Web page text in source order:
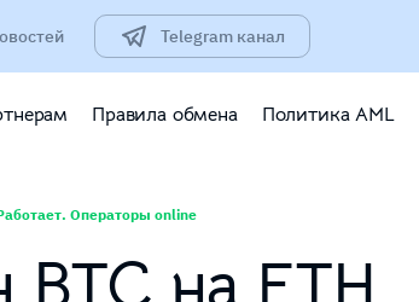
Telegram канал
Правила обмена Политика AML
Операторы online